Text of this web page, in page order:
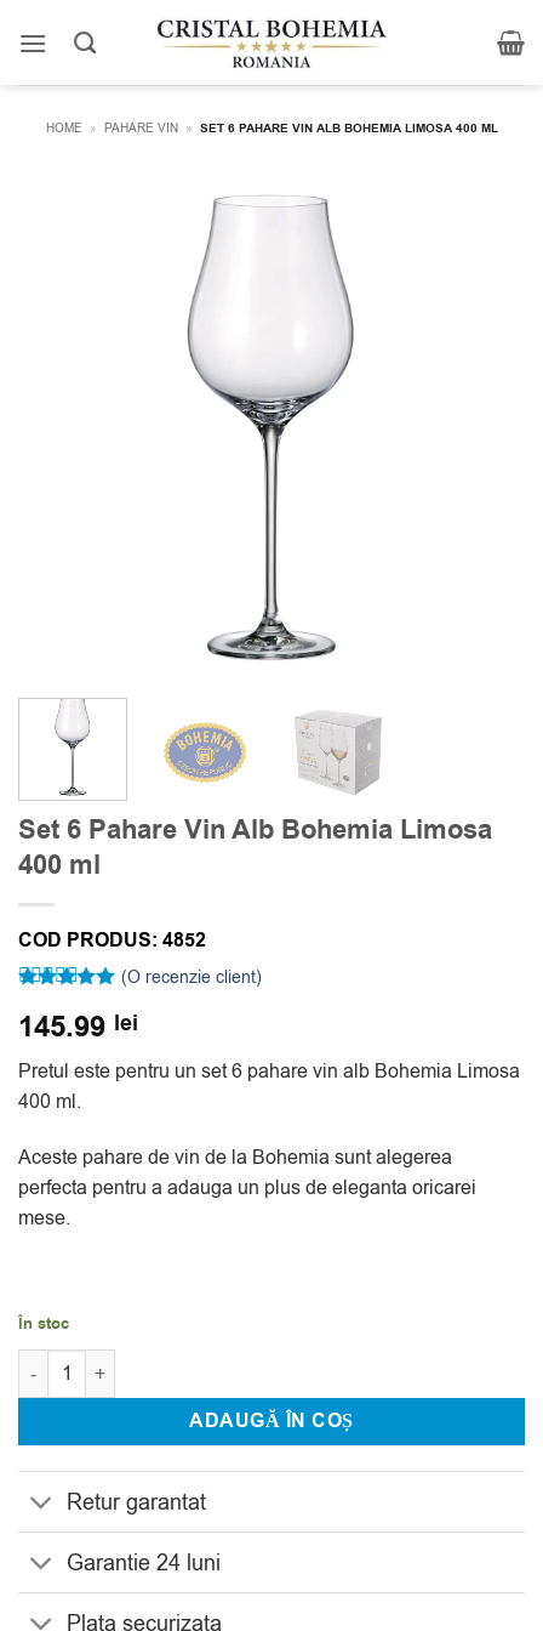
HOME » PAHARE VIN » SET 6 PAHARE VIN ALB BOHEMIA LIMOSA 400 ML
Set 6 Pahare Vin Alb Bohemia Limosa
400 ml
COD PRODUS: 4852
5 din 5 pe
singure
(O recenzie client)
145.99 lei
Pretul este pentru un set 6 pahare vin alb Bohemia Limosa
400 ml.
Aceste pahare de vin de la Bohemia sunt alegerea
perfecta pentru a adauga un plus de eleganta oricarei
mese.
În stoc
Cantitate Set 6 Pahare Vin Alb Bohemia Limosa 400 ml
ADAUGĂ ÎN COȘ
Retur garantat
Garantie 24 luni
Plata securizata